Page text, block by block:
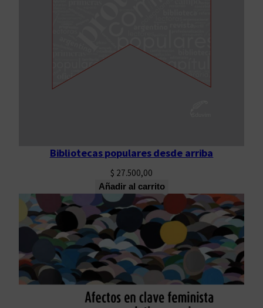
Bibliotecas populares desde arriba
$ 27.500,00
Añadir al carrito